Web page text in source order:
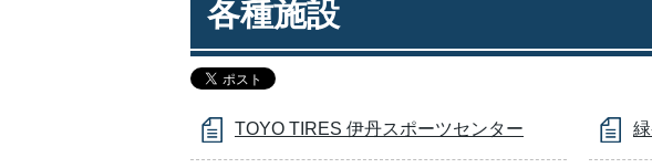
各種施設
TOYO TIRES 伊丹スポーツセンター